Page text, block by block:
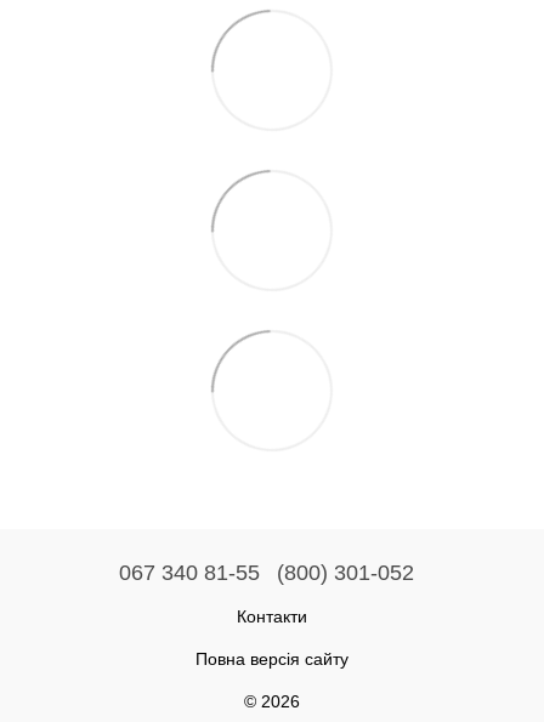
067 340 81-55 (800) 301-052
Контакти
Повна версія сайту
© 2026